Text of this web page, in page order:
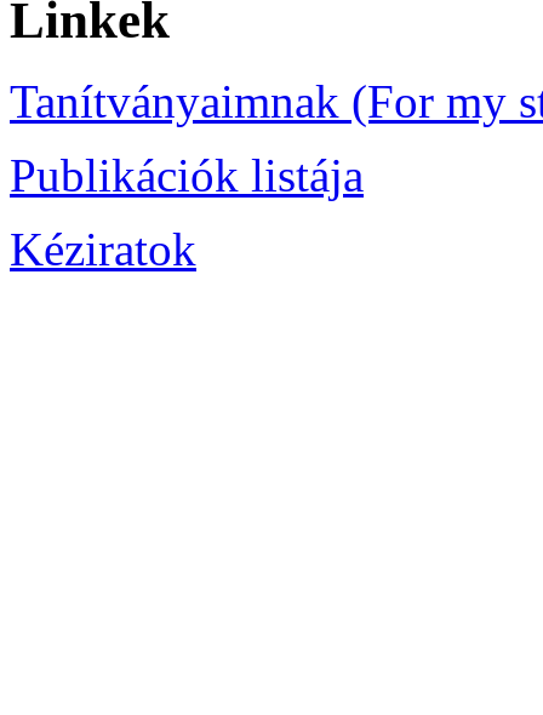
Linkek
Tanítványaimnak (For my
Publikációk listája
Kéziratok